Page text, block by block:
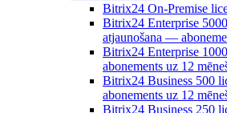
Bitrix24 On-Premise
Bitrix24 Enterprise
atjaunošana —
Bitrix24 Enterprise
abonements uz 12
Bitrix24 Business 500
abonements uz 12
Bitrix24 Business 250